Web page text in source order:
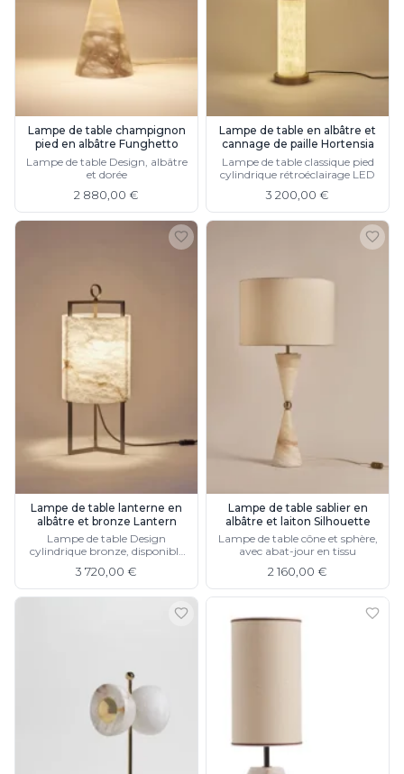
Lampe de table champignon
pied en albâtre Funghetto
Lampe de table Design, albâtre
et dorée
2 880,00 €
Lampe de table en albâtre et
cannage de paille Hortensia
Lampe de table classique pied
cylindrique rétroéclairage LED
3 200,00 €
Lampe de table lanterne en
albâtre et bronze Lantern
Lampe de table Design
cylindrique bronze, disponible
3 720,00 €
Lampe de table sablier en
albâtre et laiton Silhouette
Lampe de table cône et sphère,
avec abat-jour en tissu
2 160,00 €